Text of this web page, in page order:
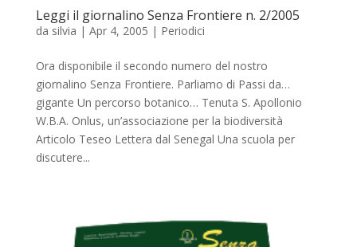
Leggi il giornalino Senza Frontiere n. 2/2005
da silvia | Apr 4, 2005 | Periodici
Ora disponibile il secondo numero del nostro
giornalino Senza Frontiere. Parliamo di Passi da…
gigante Un percorso botanico… Tenuta S. Apollonio
W.B.A. Onlus, un’associazione per la biodiversità
Articolo Teseo Lettera dal Senegal Una scuola per
discutere...